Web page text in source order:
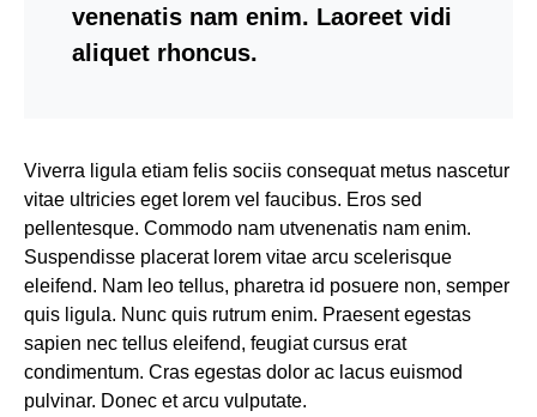
venenatis nam enim. Laoreet vidi
aliquet rhoncus.
Viverra ligula etiam felis sociis consequat metus nascetur
vitae ultricies eget lorem vel faucibus. Eros sed
pellentesque. Commodo nam utvenenatis nam enim.
Suspendisse placerat lorem vitae arcu scelerisque
eleifend. Nam leo tellus, pharetra id posuere non, semper
quis ligula. Nunc quis rutrum enim. Praesent egestas
sapien nec tellus eleifend, feugiat cursus erat
condimentum. Cras egestas dolor ac lacus euismod
pulvinar. Donec et arcu vulputate.